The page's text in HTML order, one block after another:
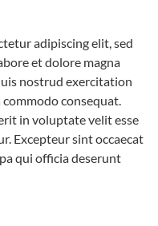
adipiscing elit, sed
et dolore magna
nostrud exercitation
consequat.
in voluptate velit esse
Excepteur sint occaecat
qui officia deserunt